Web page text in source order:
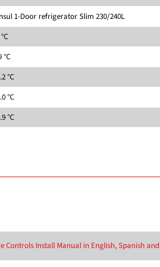
1-Door refrigerator Slim 230/240L
°C
°C
°C
°C
Controls Install Manual in English, Spanish